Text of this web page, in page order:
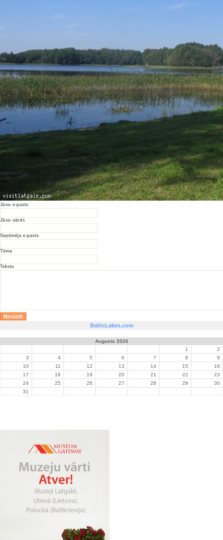
Jūsu e-pasts
Jūsu vārds
Saņēmēja e-pasts
Tēma
Teksts
BalticLakes.com
Augusts 2026
1
2
3
4 5 6 7 8
9
10
11 12 13 14 15
16
17
18 19 20 21 22
23
24
25 26 27 28 29
30
31